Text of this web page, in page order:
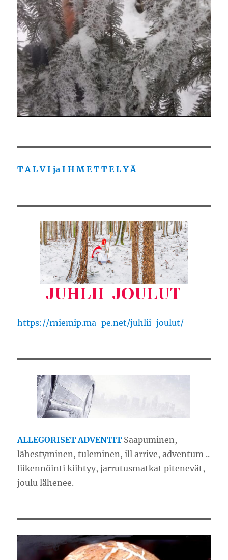
T A L V I ja I H M E T T E L Y Ä
https://rniemip.ma-pe.net/juhlii-joulut/
ALLEGORISET ADVENTIT Saapuminen,
lähestyminen, tuleminen, ill arrive, adventum ..
liikennöinti kiihtyy, jarrutusmatkat pitenevät,
joulu lähenee.